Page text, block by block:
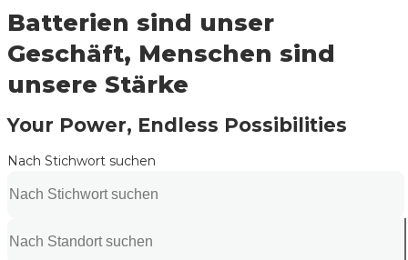
Batterien sind unser
Geschäft, Menschen sind
unsere Stärke
Your Power, Endless Possibilities
Nach Stichwort suchen